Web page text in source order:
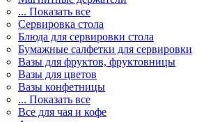
... Показать все
Сервировка стола
Блюда для сервировки стола
Бумажные салфетки для сервировки
Вазы для фруктов, фруктовницы
Вазы для цветов
Вазы конфетницы
... Показать все
Все для чая и кофе